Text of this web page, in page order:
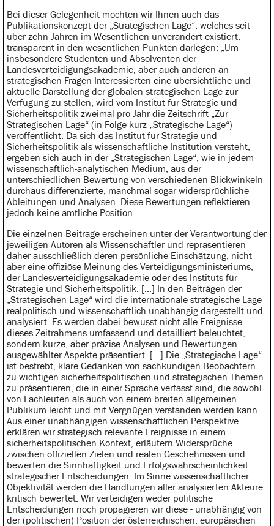
Bei dieser Gelegenheit möchten wir Ihnen auch das
Publikationskonzept der „Strategischen Lage“, welches seit
über zehn Jahren im Wesentlichen unverändert existiert,
transparent in den wesentlichen Punkten darlegen: „Um
insbesondere Studenten und Absolventen der
Landesverteidigungsakademie, aber auch anderen an
strategischen Fragen Interessierten eine übersichtliche und
aktuelle Darstellung der globalen strategischen Lage zur
Verfügung zu stellen, wird vom Institut für Strategie und
Sicherheitspolitik zweimal pro Jahr die Zeitschrift „Zur
Strategischen Lage“ (in Folge kurz „Strategische Lage“)
veröffentlicht. Da sich das Institut für Strategie und
Sicherheitspolitik als wissenschaftliche Institution versteht,
ergeben sich auch in der „Strategischen Lage“, wie in jedem
wissenschaftlich-analytischen Medium, aus der
unterschiedlichen Bewertung von verschiedenen Blickwinkeln
durchaus differenzierte, manchmal sogar widersprüchliche
Ableitungen und Analysen. Diese Bewertungen reflektieren
jedoch keine amtliche Position.
Die einzelnen Beiträge erscheinen unter der Verantwortung der
jeweiligen Autoren als Wissenschaftler und repräsentieren
daher ausschließlich deren persönliche Einschätzung, nicht
aber eine offiziöse Meinung des Verteidigungsministeriums,
der Landesverteidigungsakademie oder des Instituts für
Strategie und Sicherheitspolitik. […] In den Beiträgen der
„Strategischen Lage“ wird die internationale strategische Lage
realpolitisch und wissenschaftlich unabhängig dargestellt und
analysiert. Es werden dabei bewusst nicht alle Ereignisse
dieses Zeitrahmens umfassend und detailliert beleuchtet,
sondern kurze, aber präzise Analysen und Bewertungen
ausgewählter Aspekte präsentiert. […] Die „Strategische Lage“
ist bestrebt, klare Gedanken von sachkundigen Beobachtern
zu wichtigen sicherheitspolitischen und strategischen Themen
zu präsentieren, die in einer Sprache verfasst sind, die sowohl
von Fachleuten als auch von einem breiten allgemeinen
Publikum leicht und mit Vergnügen verstanden werden kann.
Aus einer unabhängigen wissenschaftlichen Perspektive
erklären wir strategisch relevante Ereignisse in einem
sicherheitspolitischen Kontext, erläutern Widersprüche
zwischen offiziellen Zielen und realen Geschehnissen und
bewerten die Sinnhaftigkeit und Erfolgswahrscheinlichkeit
strategischer Entscheidungen. Im Sinne wissenschaftlicher
Objektivität werden die Handlungen aller analysierten Akteure
kritisch bewertet. Wir verteidigen weder politische
Entscheidungen noch propagieren wir diese - unabhängig von
der (politischen) Position der österreichischen, europäischen